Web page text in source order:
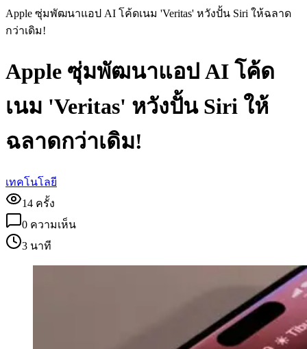
Apple ซุ่มพัฒนาแอป AI โค้ดเนม 'Veritas' หวังปั้น Siri ให้ฉลาด
กว่าเดิม!
Apple ซุ่มพัฒนาแอป AI โค้ด
เนม 'Veritas' หวังปั้น Siri ให้
ฉลาดกว่าเดิม!
เทคโนโลยี
14 ครั้ง
0 ความเห็น
3 นาที